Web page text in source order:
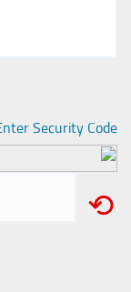
Security Code
⟲